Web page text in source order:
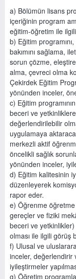
a) Bölümün lisans
içeriğinin program
eğitim-öğretim ile
b) Eğitim
bakımını sağlama,
sorun çözme,
alma, çevreci olma
Çekirdek Eğitim
yönünden inceler,
c) Eğitim
beceri ve
değerlendirilebilir
uygulamaya
merkezli aktif
öncelikli sağlık
yönünden inceler,
d) Eğitim kalitesinin
düzenleyerek
rapor eder.
e) Öğrenme
gereçler ve fiziki
beceri ve yetkinlikler)
olması ile ilgili görüş
f) Ulusal ve
inceler, değerlendirir
iyileştirmeler
g) Öğretim